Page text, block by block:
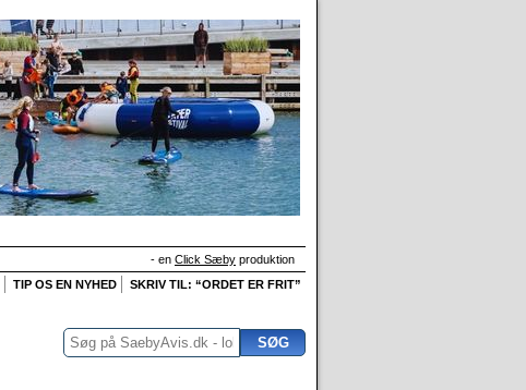
- en Click Sæby produktion
TIP OS EN NYHED SKRIV TIL: “ORDET ER FRIT”